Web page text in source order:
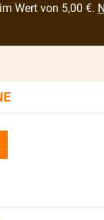
Wert von 5,00 €.